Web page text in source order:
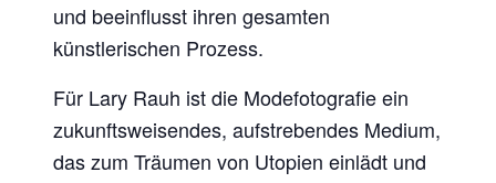
und beeinflusst ihren gesamten
künstlerischen Prozess.
Für Lary Rauh ist die Modefotografie ein
zukunftsweisendes, aufstrebendes Medium,
das zum Träumen von Utopien einlädt und